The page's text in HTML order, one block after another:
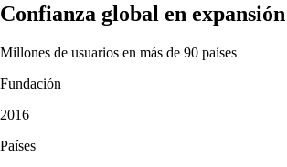
Confianza global en expansión
Millones de usuarios en más de 90 países
Fundación
2016
Países